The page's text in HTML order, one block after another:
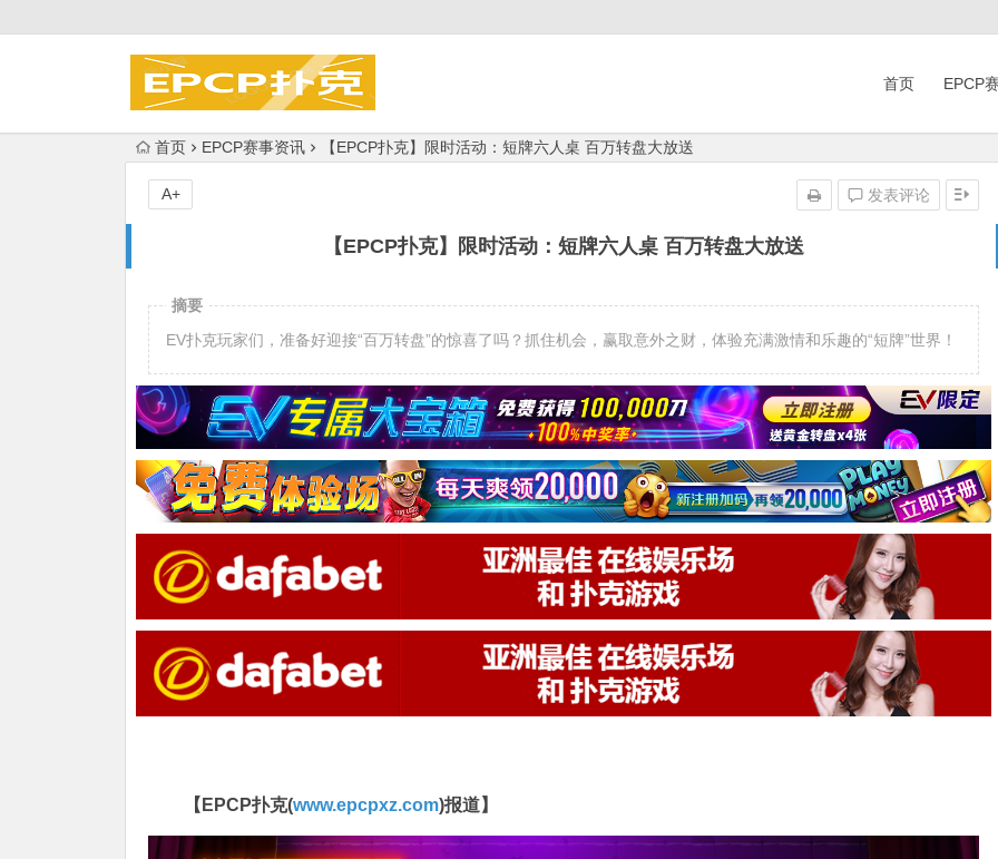
首页 EPCP
首页 EPCP赛事资讯 【EPCP扑克】限时活动：短牌六人桌 百万转盘大放送
【EPCP扑克】限时活动：短牌六人桌 百万转盘大放送
发表评论
A+
摘要
EV扑克玩家们，准备好迎接“百万转盘”的惊喜了吗？抓住机会，赢取意外之财，体验充满激情和乐趣的“短牌”世界！
【EPCP扑克(www.epcpxz.com)报道】